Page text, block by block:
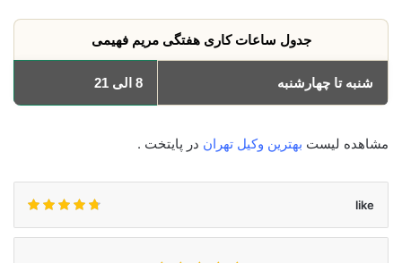
جدول ساعات کاری هفتگی مریم فهیمی
شنبه تا چهارشنبه 8 الی 21
مشاهده لیست بهترین وکیل تهران در پایتخت .
like